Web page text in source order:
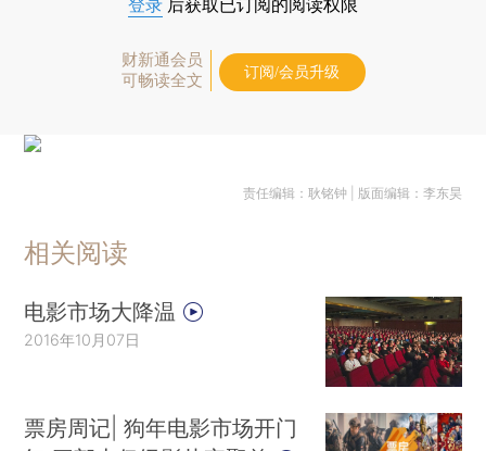
登录 后获取已订阅的阅读权限
财新通会员
可畅读全文
订阅/会员升级
责任编辑：耿铭钟 | 版面编辑：李东昊
相关阅读
电影市场大降温
2016年10月07日
票房周记| 狗年电影市场开门